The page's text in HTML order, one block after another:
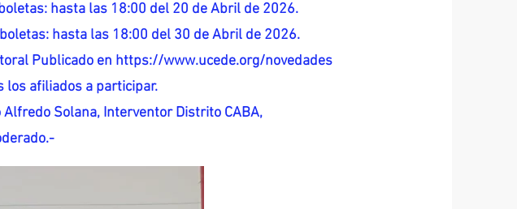
hasta las 18:00 del 20 de Abril de 2026.
hasta las 18:00 del 30 de Abril de 2026.
Publicado en https://www.ucede.org/novedades
los afiliados a participar.
Solana, Interventor Distrito CABA,